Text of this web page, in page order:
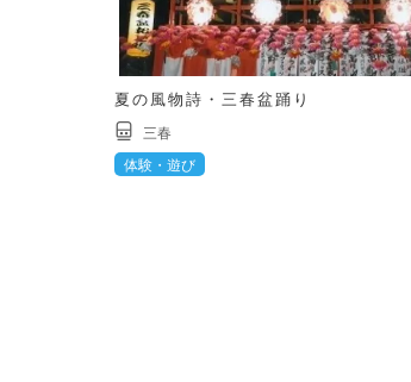
夏の風物詩・三春盆踊り
三春
体験・遊び